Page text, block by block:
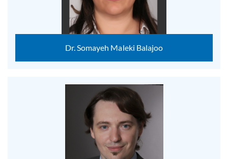
Dr. Somayeh Maleki Balajoo